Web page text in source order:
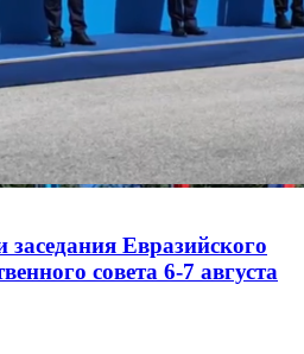
заседания Евразийского
совета 6-7 августа